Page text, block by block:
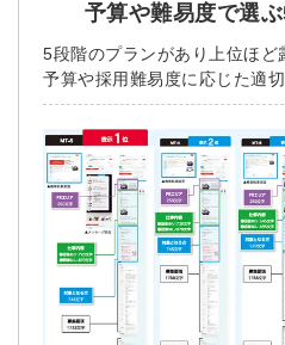
予算や難易度で選
5段階のプランがあり上位ほど
予算や採用難易度に応じた適
をご利用する
採
取
ビ
採
ー
採
メー